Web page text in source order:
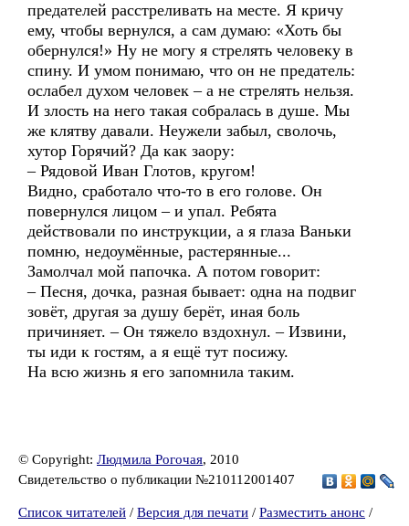
предателей расстреливать на месте. Я кричу
ему, чтобы вернулся, а сам думаю: «Хоть бы
обернулся!» Ну не могу я стрелять человеку в
спину. И умом понимаю, что он не предатель:
ослабел духом человек – а не стрелять нельзя.
И злость на него такая собралась в душе. Мы
же клятву давали. Неужели забыл, сволочь,
хутор Горячий? Да как заору:
– Рядовой Иван Глотов, кругом!
Видно, сработало что-то в его голове. Он
повернулся лицом – и упал. Ребята
действовали по инструкции, а я глаза Ваньки
помню, недоумённые, растерянные...
Замолчал мой папочка. А потом говорит:
– Песня, дочка, разная бывает: одна на подвиг
зовёт, другая за душу берёт, иная боль
причиняет. – Он тяжело вздохнул. – Извини,
ты иди к гостям, а я ещё тут посижу.
На всю жизнь я его запомнила таким.
© Copyright: Людмила Рогочая, 2010
Свидетельство о публикации №210112001407
Список читателей / Версия для печати / Разместить анонс /